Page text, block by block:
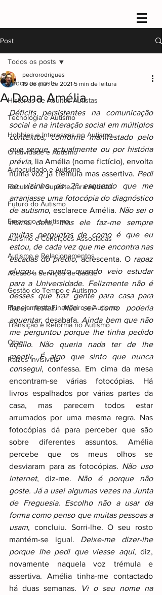
Post
Todos os posts
Histórias de Adultos Autistas
Tecnologia e Autismo
Hobbies e Interesses no Autismo
Criatividade e Autismo
Autocuidado e Autismo
Recursos e Suporte para Autistas
Futuro do Autismo
Emprego e Autismo
Autismo e Condições Associadas
Autismo e Relacionamentos
Acesso a Serviços de Saúde
Gestão do Tempo e Autismo
Planejamento Financeiro e Autismo
Transição e Reforma no Autismo
Other
Raizes invisiveis
Todos os posts
A Dona Amélia
pedrorodrigues
10 de mar. de 2021 5 min de leitura
Déficits persistentes na comunicação
social e na interação social em múltiplos
contextos, conforme manifestado pelo
que segue, actualmente ou por história
prévia, lia Amélia (nome fictício), envolta
numa voz já trémula mas assertiva. Pedi
ao vizinho do 2º esquerdo que me
arranjasse uma fotocópia do diagnóstico
de autismo, esclarece Amélia. Não sei o
nome dele, mas ele faz-me sempre
muitas perguntas de como é que eu
estou, de cada vez que me encontra nas
escadas do prédio, acrescenta. O rapaz
alugou o quarto quando veio estudar
para a Universidade. Felizmente não é
desses que traz gente para casa para
fazer festas. Não sei como poderia
aguentar, desabafa. Ainda bem que não
me perguntou porque lhe tinha pedido
aquilo. Não queria nada ter de lhe
mentir. É algo que sinto que nunca
consegui, confessa. Em cima da mesa
encontram-se várias fotocópias. Há
livros espalhados por várias partes da
casa, mas parecem todos estar
arrumados por uma mesma regra. Nas
fotocópias dá para perceber que são
sobre diferentes assuntos. Amélia
percebe que os meus olhos se
desviaram para as fotocópias. Não uso
internet, diz-me. Não é porque não
goste. Já a usei algumas vezes na Junta
de Freguesia. Escolho não a usar da
forma como penso que muitas pessoas a
usam, concluiu. Sorri-lhe. O seu rosto
mantém-se igual. Deixe-me dizer-lhe
porque lhe pedi que viesse aqui, diz,
novamente naquela voz trémula e
assertiva. Amélia tinha-me contactado
há duas semanas.
Vi o seu nome na